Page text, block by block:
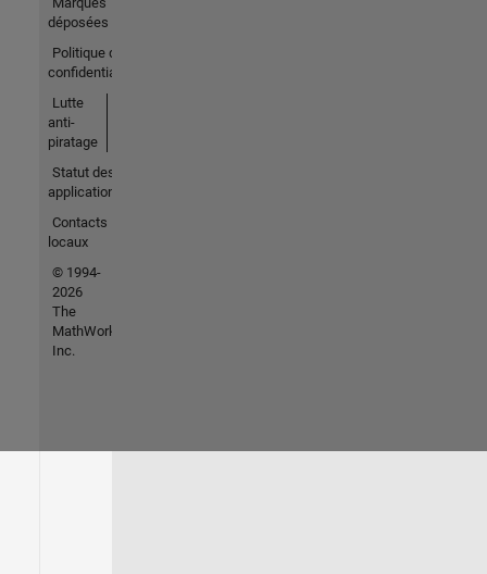
déposées
Politique de
confidentialité
Lutte
anti-
piratage
Statut des
applications
Contacts
locaux
© 1994-
2026
The
MathWorks,
Inc.